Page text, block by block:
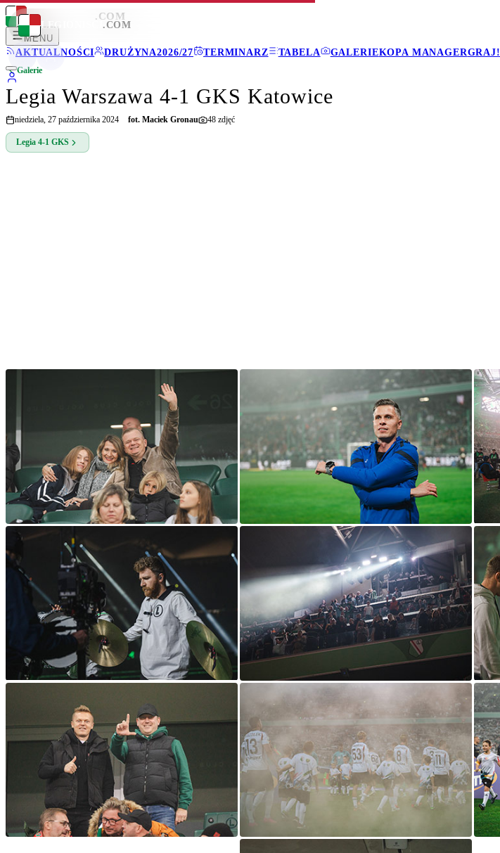
LEGIONISCI .COM
MENU
AKTUALNOŚCI
DRUŻYNA2026/27 TERMINARZ TABELA GALERIEKOPA MANAGERGRAJ!
LEGIONISCI .COM
Galerie
Legia Warszawa 4-1 GKS Katowice
niedziela, 27 października 2024 fot. Maciek Gronau 48 zdjęć
Legia 4-1 GKS